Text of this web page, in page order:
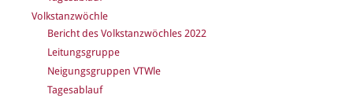
Volkstanzwöchle
Bericht des Volkstanzwöchles 2022
Leitungsgruppe
Neigungsgruppen VTWle
Tagesablauf